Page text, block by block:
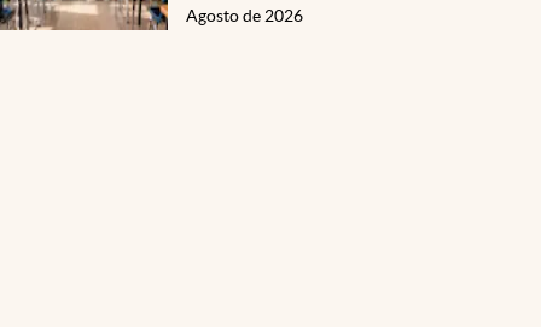
Agosto de 2026